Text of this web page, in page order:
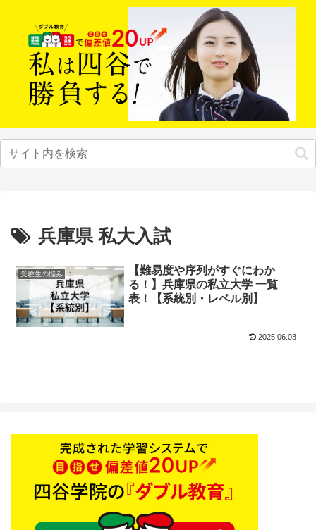
兵庫県 私大入試
受験生の悩み
【難易度や序列がすぐにわか
る！】兵庫県の私立大学 一覧
表！【系統別・レベル別】
2025.06.03